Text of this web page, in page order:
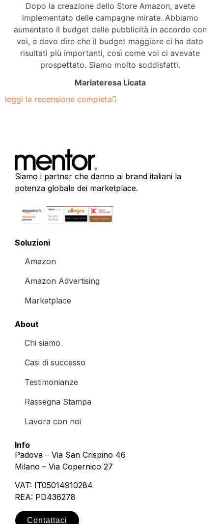
Dopo la creazione dello Store Amazon, avete
implementato delle campagne mirate. Abbiamo
aumentato il budget delle pubblicità in accordo con
voi, e devo dire che il budget maggiore ci ha dato
risultati più importanti, così come voi ci avevate
prospettato. Siamo molto soddisfatti.
Mariateresa Licata
leggi la recensione completa
Siamo i partner che danno ai brand italiani la
potenza globale dei marketplace.
Soluzioni
Amazon
Amazon Advertising
Marketplace
About
Chi siamo
Casi di successo
Testimonianze
Rassegna Stampa
Lavora con noi
Info
Padova – Via San Crispino 46
Milano – Via Copernico 27
VAT: IT05014910284
REA: PD436278
Contattaci